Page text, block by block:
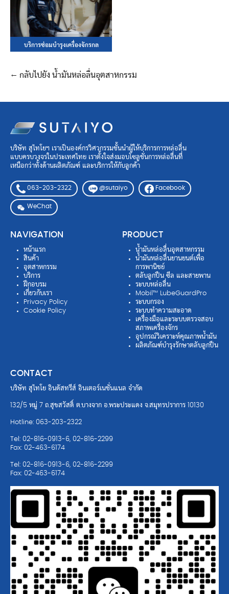
บริการซ่อมบำรุงเครื่องจักรกล
← กลับไปยัง น้ำมันหล่อลื่นอุตสาหกรรม
บริษัท สุไทโยฯ เราเป็นองค์กรวิศวกรรมชั้นนำผู้ให้บริการการหล่อลื่น
แบบครบวงจรในประเทศไทย เราตั้งใจส่งมอบโซลูชั่นการหล่อลื่นที่
เหนือกว่าทั้งด้านผลิตภัณฑ์ และบริการให้กับลูกค้า
063-203-2322 @sutaiyo Facebook
WeChat
NAVIGATION
หน้าแรก
สินค้า
อุตสาหกรรม
บริการ
ฝึกอบรม
เกี่ยวกับเรา
Privacy Policy
Cookie Policy
PRODUCT
น้ำมันหล่อลื่นอุตสาหกรรม
น้ำมันหล่อลื่นยานยนต์เพื่อ
การพานิชย์
ตลับลูกปืน ซีล และสายพาน
ระบบหล่อลื่น
Mobil™ LubeGuardPro
ระบบกรอง
ระบบทำความสะอาด
เครื่องมือและระบบตรวจสอบ
สภาพเครื่องจักร
อุปกรณ์วิเคราะห์คุณภาพน้ำมัน
ผลิตภัณฑ์บำรุงรักษาตลับลูกปืน
CONTACT
บริษัท สุไทโย อินดัสทรีส์ อินเตอร์เนชั่นแนล จำกัด
132/5 หมู่ 7 ถ.สุขสวัสดิ์ ต.บางจาก อ.พระประแดง จ.สมุทรปราการ 10130
Hotline: 063-203-2322
Tel: 02-816-0913-6, 02-816-2299
Fax: 02-463-6174
Tel: 02-816-0913-6, 02-816-2299
Fax: 02-463-6174